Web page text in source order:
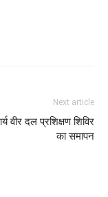
Next article
वीर दल प्रशिक्षण शिविर
का समापन